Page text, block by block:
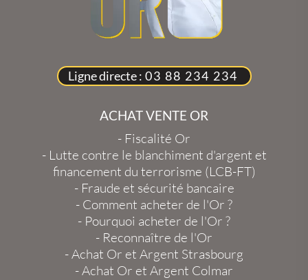
Ligne directe : 03 88 234 234
ACHAT VENTE OR
- Fiscalité Or
- Lutte contre le blanchiment d'argent et
financement du terrorisme (LCB-FT)
- Fraude et sécurité bancaire
- Comment acheter de l'Or ?
- Pourquoi acheter de l'Or ?
- Reconnaître de l'Or
-Achat Or et Argent Strasbourg
-Achat Or et Argent Colmar